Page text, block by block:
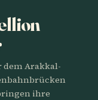
dem Arakkal-
ihre